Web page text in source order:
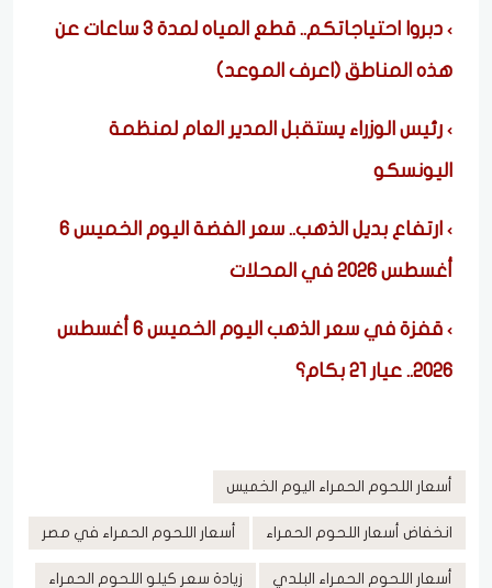
دبروا احتياجاتكم.. قطع المياه لمدة 3 ساعات عن
هذه المناطق (اعرف الموعد)
رئيس الوزراء يستقبل المدير العام لمنظمة
اليونسكو
ارتفاع بديل الذهب.. سعر الفضة اليوم الخميس 6
أغسطس 2026 في المحلات
قفزة في سعر الذهب اليوم الخميس 6 أغسطس
2026.. عيار 21 بكام؟
أسعار اللحوم الحمراء اليوم الخميس
انخفاض أسعار اللحوم الحمراء أسعار اللحوم الحمراء في مصر
أسعار اللحوم الحمراء البلدي زيادة سعر كيلو اللحوم الحمراء